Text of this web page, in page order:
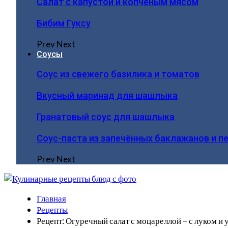
Бибим Гуксу
PrevNext
Соусы
Соус из свежего базилика и томатов
Вкусный маринад для шашлыка
Гранатовый соус для шашлыка
Соус-паста из запечённых баклажанов и
PrevNext
Главная
Рецепты
Рецепт: Огуречный салат с моцареллой – с луком и